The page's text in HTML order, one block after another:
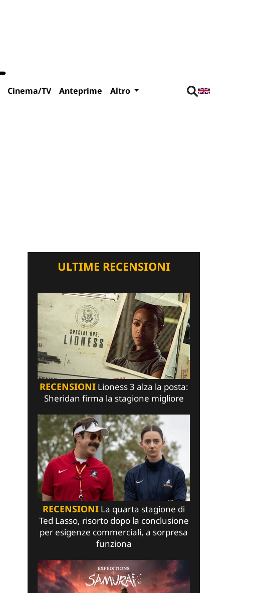
Cinema/TV Anteprime Altro
ULTIME RECENSIONI
RECENSIONILioness 3 alza la posta:
Sheridan firma la stagione migliore
RECENSIONI La quarta stagione di
Ted Lasso, risorto dopo la conclusione
per esigenze commerciali, a sorpresa
funziona